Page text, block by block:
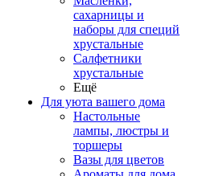
сахарницы и
наборы для специй
хрустальные
Салфетники
хрустальные
Ещё
Для уюта вашего дома
Настольные
лампы, люстры и
торшеры
Вазы для цветов